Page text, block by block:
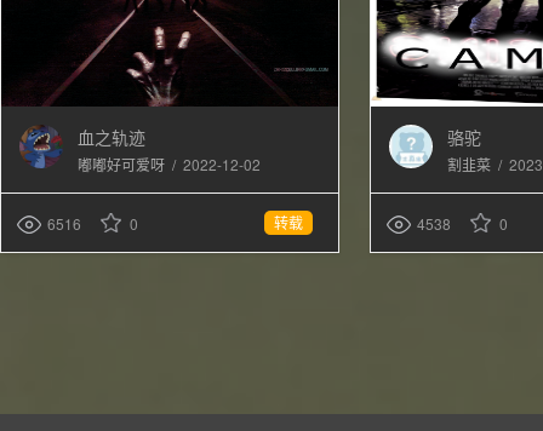
血之轨迹
嘟嘟好可爱呀 / 2022-12-02
6516 0 转载
骆驼
割韭菜 /
4538 0